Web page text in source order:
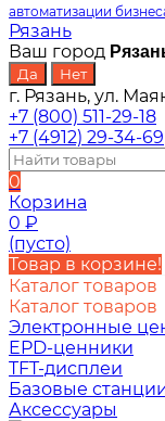
автоматизации
Рязань
Ваш город
г. Рязань, ул.
+7 (800) 511-29-18
+7 (4912) 29-34-69
0
Корзина
0 ₽
(пусто)
Товар в корзине!
Каталог товаров
Каталог товаров
Электронные
EPD-ценники
TFT-дисплеи
Базовые
Аксессуары